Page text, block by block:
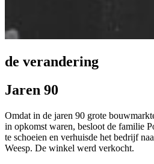
de verandering
Jaren 90
Omdat in de jaren 90 grote
in opkomst waren, besloot de familie
te schoeien en verhuisde het bedrijf
Weesp. De winkel werd verkocht.